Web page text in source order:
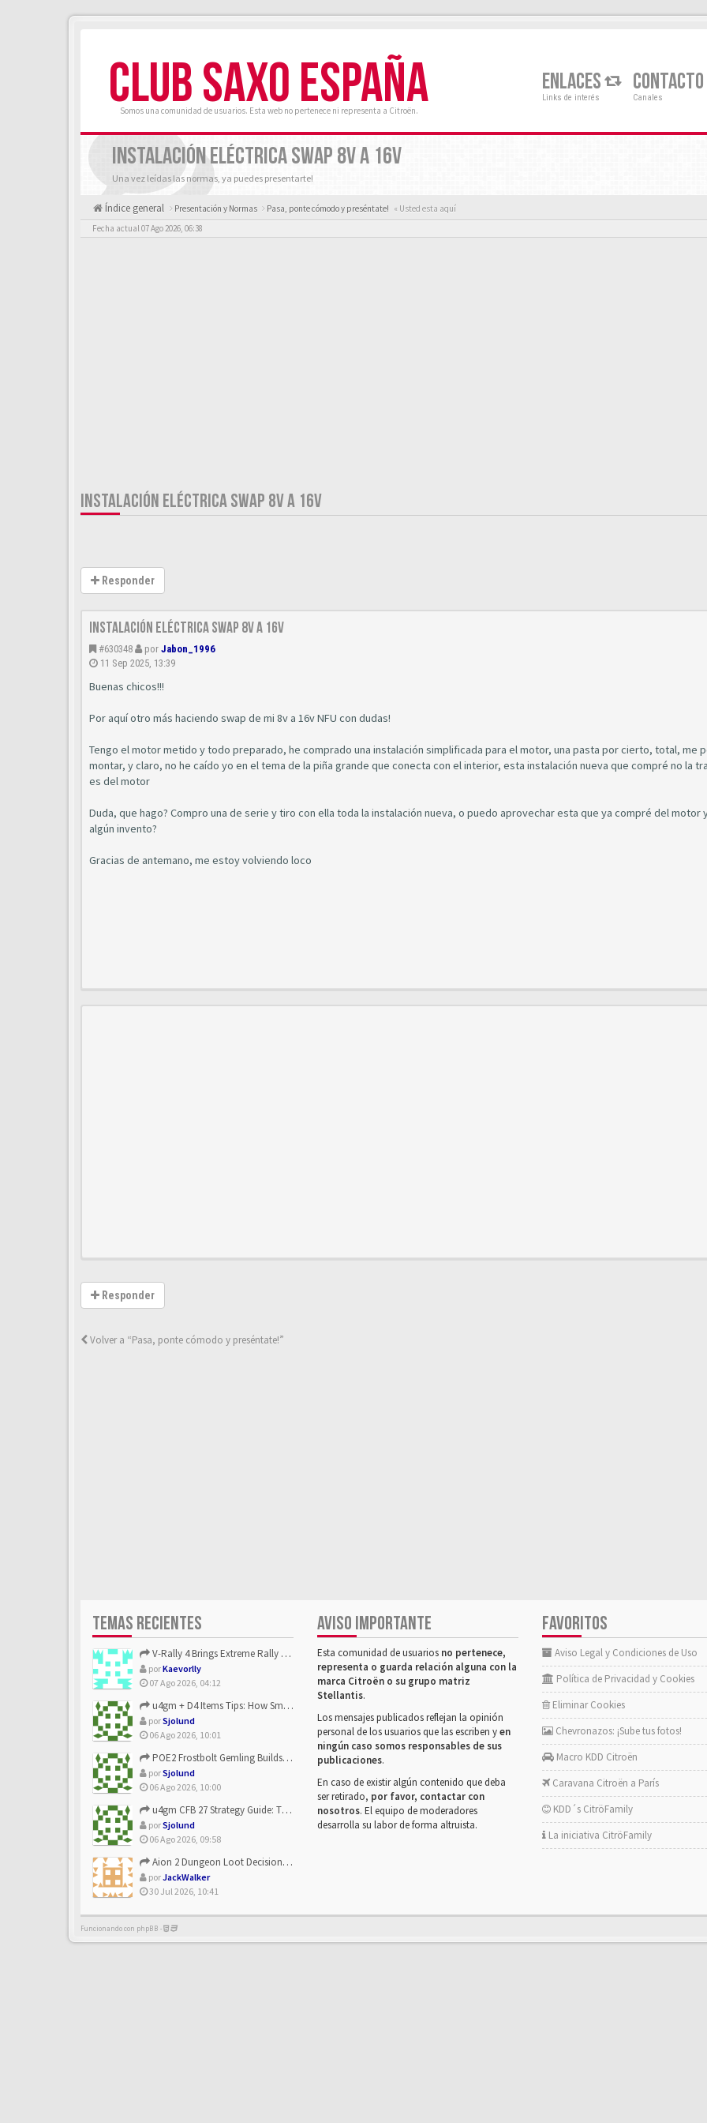
CLUB SAXO ESPAÑA
Somos una comunidad de usuarios. Esta web no pertenece ni representa a Citroën.
ENLACES
Links de interés
CONTACTO
Canales
INSTALACIÓN ELÉCTRICA SWAP 8V A 16V
Una vez leídas las normas, ya puedes presentarte!
Índice general Presentación y Normas Pasa, ponte cómodo y preséntate! « Usted esta aquí
Fecha actual 07 Ago 2026, 06:38
INSTALACIÓN ELÉCTRICA SWAP 8V A 16V
Responder
Instalación eléctrica SWAP 8v a 16v
#630348 por Jabon_1996
11 Sep 2025, 13:39
Buenas chicos!!!
Por aquí otro más haciendo swap de mi 8v a 16v NFU con dudas!
Tengo el motor metido y todo preparado, he comprado una instalación simplificada para el motor, una pasta por cierto, total, me
montar, y claro, no he caído yo en el tema de la piña grande que conecta con el interior, esta instalación nueva que compré no la
es del motor
Duda, que hago? Compro una de serie y tiro con ella toda la instalación nueva, o puedo aprovechar esta que ya compré del motor
algún invento?
Gracias de antemano, me estoy volviendo loco
Responder
Volver a “Pasa, ponte cómodo y preséntate!”
TEMAS RECIENTES
V-Rally 4 Brings Extreme Rally Racing With Challenging Track...
porKaevorlly
07 Ago 2026, 04:12
u4gm + D4 Items Tips: How Smart Players Optimize Gear, Build...
porSjolund
06 Ago 2026, 10:01
POE2 Frostbolt Gemling Builds Get Stronger With u4gm’s Ice C...
porSjolund
06 Ago 2026, 10:00
u4gm CFB 27 Strategy Guide: The Toxic Offensive Scheme Your ...
porSjolund
06 Ago 2026, 09:58
Aion 2 Dungeon Loot Decisions: Smarter Runs With U4N
porJackWalker
30 Jul 2026, 10:41
AVISO IMPORTANTE
Esta comunidad de usuarios no pertenece,
representa o guarda relación alguna con la
marca Citroën o su grupo matriz
Stellantis.
Los mensajes publicados reflejan la opinión
personal de los usuarios que las escriben yen
ningún caso somos responsables de sus
publicaciones.
En caso de existir algún contenido que deba
ser retirado, por favor, contactar con
nosotros. El equipo de moderadores
desarrolla su labor de forma altruista.
FAVORITOS
Aviso Legal y Condiciones de Uso
Política de Privacidad y Cookies
Eliminar Cookies
Chevronazos: ¡Sube tus fotos!
Macro KDD Citroën
Caravana Citroën a París
KDD´s CitröFamily
La iniciativa CitröFamily
Funcionando con phpBB -